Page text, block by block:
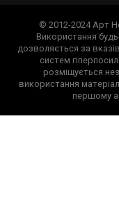
© 2012-2024 Арт
Використання
дозволяється за
систем
розміщується
використання
першому